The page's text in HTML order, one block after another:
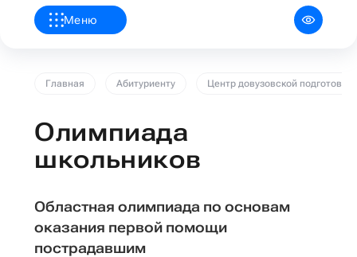
Меню
Главная Абитуриенту Центр довузовской подготовки
Олимпиада
школьников
Областная олимпиада по основам
оказания первой помощи
пострадавшим